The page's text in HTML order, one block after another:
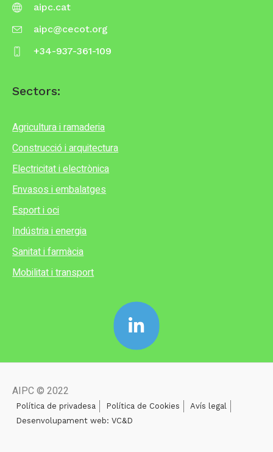
aipc.cat
aipc@cecot.org
+34-937-361-109
Sectors:
Agricultura i ramaderia
Construcció i arquitectura
Electricitat i electrònica
Envasos i embalatges
Esport i oci
Indústria i energia
Sanitat i farmàcia
Mobilitat i transport
AIPC © 2022
Política de privadesa Política de Cookies
Avís legal
Desenvolupament web: VC&D